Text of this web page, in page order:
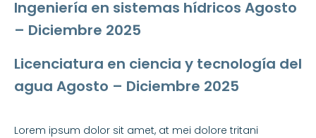
Ingeniería en sistemas hídricos Agosto
– Diciembre 2025
Licenciatura en ciencia y tecnología del
agua Agosto – Diciembre 2025
Lorem ipsum dolor sit amet, at mei dolore tritani